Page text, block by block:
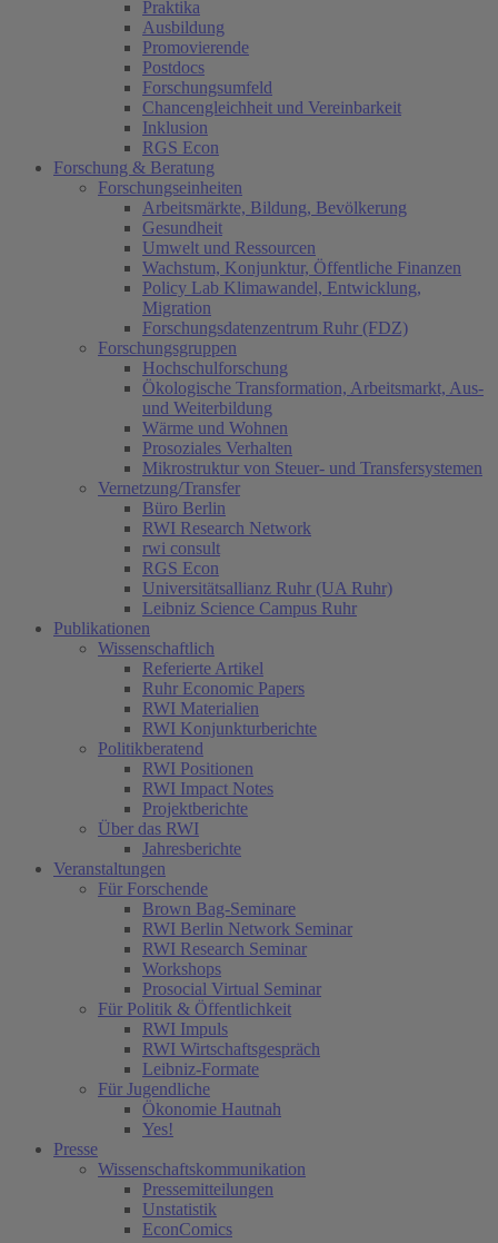
Praktika
Ausbildung
Promovierende
Postdocs
Forschungsumfeld
Chancengleichheit und Vereinbarkeit
Inklusion
RGS Econ
Forschung & Beratung
Forschungseinheiten
Arbeitsmärkte, Bildung, Bevölkerung
Gesundheit
Umwelt und Ressourcen
Wachstum, Konjunktur, Öffentliche Finanzen
Policy Lab Klimawandel, Entwicklung,
Migration
Forschungsdatenzentrum Ruhr (FDZ)
Forschungsgruppen
Hochschulforschung
Ökologische Transformation, Arbeitsmarkt, Aus-
und Weiterbildung
Wärme und Wohnen
Prosoziales Verhalten
Mikrostruktur von Steuer- und Transfersystemen
Vernetzung/Transfer
Büro Berlin
RWI Research Network
rwi consult
RGS Econ
Universitätsallianz Ruhr (UA Ruhr)
Leibniz Science Campus Ruhr
Publikationen
Wissenschaftlich
Referierte Artikel
Ruhr Economic Papers
RWI Materialien
RWI Konjunkturberichte
Politikberatend
RWI Positionen
RWI Impact Notes
Projektberichte
Über das RWI
Jahresberichte
Veranstaltungen
Für Forschende
Brown Bag-Seminare
RWI Berlin Network Seminar
RWI Research Seminar
Workshops
Prosocial Virtual Seminar
Für Politik & Öffentlichkeit
RWI Impuls
RWI Wirtschaftsgespräch
Leibniz-Formate
Für Jugendliche
Ökonomie Hautnah
Yes!
Presse
Wissenschaftskommunikation
Pressemitteilungen
Unstatistik
EconComics